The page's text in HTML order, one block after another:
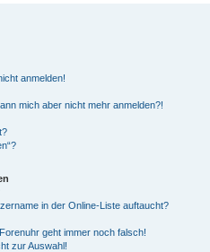
anmelden!
mich aber nicht mehr anmelden?!
in der Online-Liste auftaucht?
geht immer noch falsch!
zur Auswahl!